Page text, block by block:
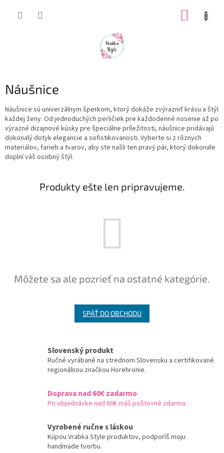
Náušnice
Náušnice sú univerzálnym šperkom, ktorý dokáže zvýrazniť krásu a štýl
každej ženy. Od jednoduchých perličiek pre každodenné nosenie až po
výrazné dizajnové kúsky pre špeciálne príležitosti, náušnice pridávajú
dokonalý dotyk elegancie a sofistikovanosti. Vyberte si z rôznych
materiálov, farieb a tvarov, aby ste našli ten pravý pár, ktorý dokonale
doplní váš osobný štýl.
Produkty ešte len pripravujeme.
Môžete sa ale pozrieť na ostatné kategórie.
SPÄŤ DO OBCHODU
Slovenský produkt
Ručné vyrábané na strednom Slovensku a certifikované
regionálnou značkou Horehronie.
Doprava nad 60€ zadarmo
Pri objednávke nad 60€ máš poštovné zdarma.
Vyrobené ručne s láskou
Kúpou Vrabka Style produktov, podporíš moju
handmade tvorbu.